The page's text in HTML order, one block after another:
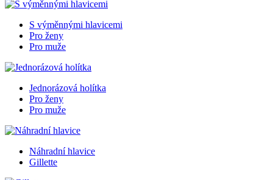
S výměnnými hlavicemi
Pro ženy
Pro muže
Jednorázová holítka
Pro ženy
Pro muže
Náhradní hlavice
Gillette